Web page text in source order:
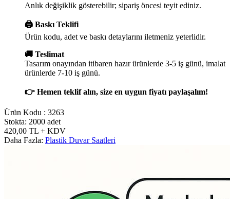
Anlık değişiklik gösterebilir; sipariş öncesi teyit ediniz.
🖨️ Baskı Teklifi
Ürün kodu, adet ve baskı detaylarını iletmeniz yeterlidir.
🚚 Teslimat
Tasarım onayından itibaren hazır ürünlerde 3-5 iş günü, imalat
ürünlerde 7-10 iş günü.
👉 Hemen teklif alın, size en uygun fiyatı paylaşalım!
Ürün Kodu : 3263
Stokta: 2000 adet
420,00 TL + KDV
Daha Fazla: Plastik Duvar Saatleri